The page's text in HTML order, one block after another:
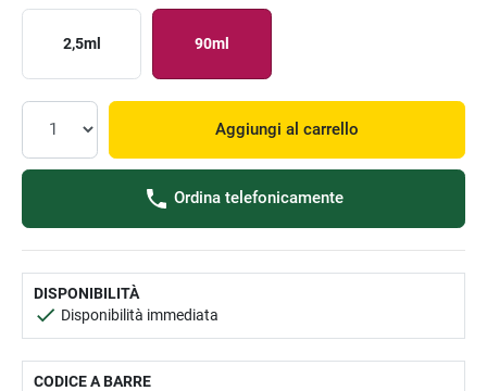
2,5ml 90ml
Aggiungi al carrello
Ordina telefonicamente
DISPONIBILITÀ
Disponibilità immediata
CODICE A BARRE